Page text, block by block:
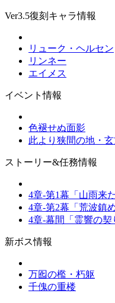
Ver3.5復刻キャラ情報
リューク・ヘルセン
リンネー
エイメス
イベント情報
色褪せぬ面影
此より狭間の地・
ストーリー&任務情報
4章-第1幕「山雨来
4章-第2幕「荒波鎮
4章-幕間「霊響の契
新ボス情報
万囮の檻・朽躯
千傀の重楼